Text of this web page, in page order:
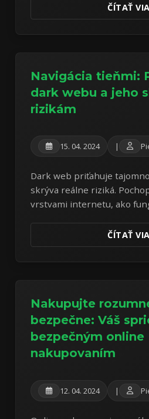
ČÍTAŤ
Navigácia tieňmi:
dark webu a jeho
rizikám
15. 04. 2024 |
Dark web priťahuje
skrýva reálne riziká.
vrstvami internetu, ako
ČÍTAŤ
Nakupujte
bezpečne: Váš
bezpečným online
nakupovaním
12. 04. 2024 |